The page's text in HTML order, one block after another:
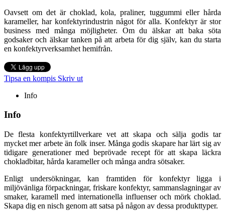
Oavsett om det är choklad, kola, praliner, tuggummi eller hårda
karameller, har konfektyrindustrin något för alla. Konfektyr är stor
business med många möjligheter. Om du älskar att baka söta
godsaker och älskar tanken på att arbeta för dig själv, kan du starta
en konfektyrverksamhet hemifrån.
Tipsa en kompis Skriv ut
Info
Info
De flesta konfektyrtillverkare vet att skapa och sälja godis tar
mycket mer arbete än folk inser. Många godis skapare har lärt sig av
tidigare generationer med beprövade recept för att skapa läckra
chokladbitar, hårda karameller och många andra sötsaker.
Enligt undersökningar, kan framtiden för konfektyr ligga i
miljövänliga förpackningar, friskare konfektyr, sammanslagningar av
smaker, karamell med internationella influenser och mörk choklad.
Skapa dig en nisch genom att satsa på någon av dessa produkttyper.